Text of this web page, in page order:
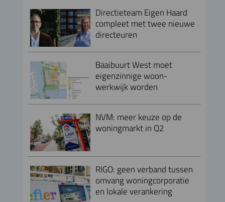
Directieteam Eigen Haard
compleet met twee nieuwe
directeuren
Baaibuurt West moet
eigenzinnige woon-
werkwijk worden
NVM: meer keuze op de
woningmarkt in Q2
RIGO: geen verband tussen
omvang woningcorporatie
en lokale verankering